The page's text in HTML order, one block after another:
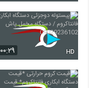
۰۰:۲۹ HD